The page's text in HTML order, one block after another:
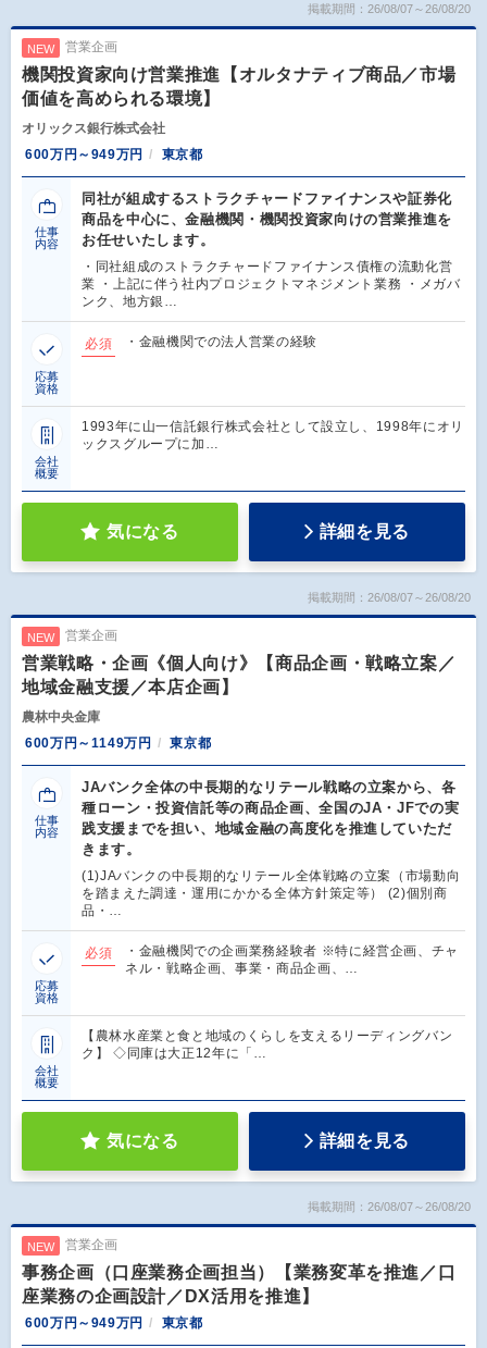
掲載期間：26/08/07～26/08/20
NEW 営業企画
機関投資家向け営業推進【オルタナティブ商品／市場
価値を高められる環境】
オリックス銀行株式会社
600万円～949万円
東京都
仕事
内容
同社が組成するストラクチャードファイナンスや証券化
商品を中心に、金融機関・機関投資家向けの営業推進を
お任せいたします。
・同社組成のストラクチャードファイナンス債権の流動化営
業 ・上記に伴う社内プロジェクトマネジメント業務 ・メガバ
ンク、地方銀…
応募
資格
必須 ・金融機関での法人営業の経験
会社
概要
1993年に山一信託銀行株式会社として設立し、1998年にオリ
ックスグループに加…
気になる 詳細を見る
掲載期間：26/08/07～26/08/20
NEW 営業企画
営業戦略・企画《個人向け》【商品企画・戦略立案／
地域金融支援／本店企画】
農林中央金庫
600万円～1149万円
東京都
仕事
内容
JAバンク全体の中長期的なリテール戦略の立案から、各
種ローン・投資信託等の商品企画、全国のJA・JFでの実
践支援までを担い、地域金融の高度化を推進していただ
きます。
(1)JAバンクの中長期的なリテール全体戦略の立案（市場動向
を踏まえた調達・運用にかかる全体方針策定等） (2)個別商
品・…
応募
資格
必須
・金融機関での企画業務経験者 ※特に経営企画、チャ
ネル・戦略企画、事業・商品企画、…
会社
概要
【農林水産業と食と地域のくらしを支えるリーディングバン
ク】 ◇同庫は大正12年に「…
気になる 詳細を見る
掲載期間：26/08/07～26/08/20
NEW 営業企画
事務企画（口座業務企画担当）【業務変革を推進／口
座業務の企画設計／DX活用を推進】
600万円～949万円 東京都